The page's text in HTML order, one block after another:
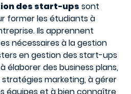
des start-ups sont
former les étudiants à
Ils apprennent
nécessaires à la gestion
en gestion des start-ups
élaborer des business plans,
marketing, à gérer